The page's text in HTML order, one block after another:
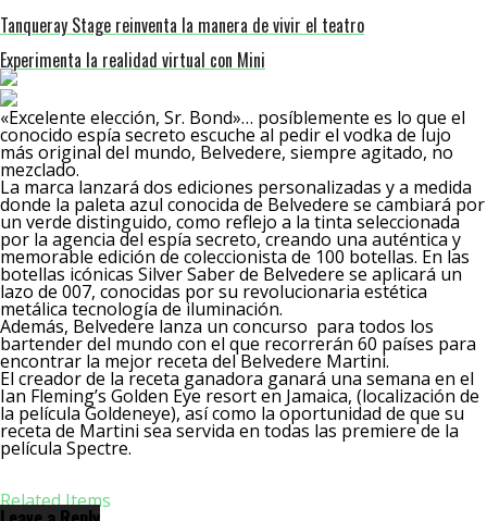
Tanqueray Stage reinventa la manera de vivir el teatro
Experimenta la realidad virtual con Mini
«Excelente elección, Sr. Bond»… posíblemente es lo que el
conocido espía secreto escuche al pedir el vodka de lujo
más original del mundo, Belvedere, siempre agitado, no
mezclado.
La marca lanzará dos ediciones personalizadas y a medida
donde la paleta azul conocida de Belvedere se cambiará por
un verde distinguido, como reflejo a la tinta seleccionada
por la agencia del espía secreto, creando una auténtica y
memorable edición de coleccionista de 100 botellas. En las
botellas icónicas Silver Saber de Belvedere se aplicará un
lazo de 007, conocidas por su revolucionaria estética
metálica tecnología de iluminación.
Además, Belvedere lanza un concurso para todos los
bartender del mundo con el que recorrerán 60 países para
encontrar la mejor receta del Belvedere Martini.
El creador de la receta ganadora ganará una semana en el
Ian Fleming’s Golden Eye resort en Jamaica, (localización de
la película Goldeneye), así como la oportunidad de que su
receta de Martini sea servida en todas las premiere de la
película Spectre.
Related Items